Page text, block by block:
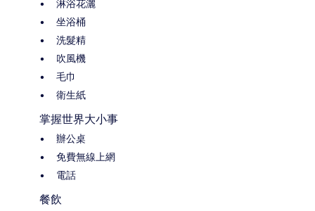
淋浴花灑
坐浴桶
洗髮精
吹風機
毛巾
衛生紙
掌握世界大小事
辦公桌
免費無線上網
電話
餐飲